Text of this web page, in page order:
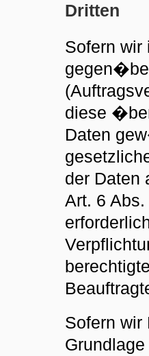
Dritten
Sofern wir
diese
Daten
der Daten
Art. 6
Sofern wir